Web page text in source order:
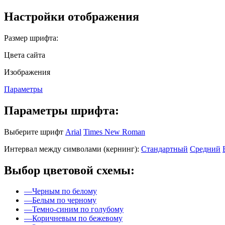
Настройки отображения
Размер шрифта:
Цвета сайта
Изображения
Параметры
Параметры шрифта:
Выберите шрифт Arial Times New Roman
Интервал между символами (кернинг): Стандартный Средний
Выбор цветовой схемы:
—Черным по белому
—Белым по черному
—Темно-синим по голубому
—Коричневым по бежевому